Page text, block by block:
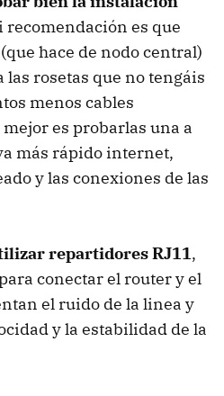
recomendación es que
hace de nodo central)
las rosetas que no tengáis
menos cables
es probarlas una a
más rápido internet,
y las conexiones de las
repartidores RJ11,
conectar el router y el
el ruido de la linea y
y la estabilidad de la